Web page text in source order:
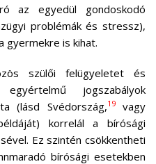
az egyedül gondoskodó
problémák és stressz),
gyermekre is kihat.
szülői felügyeletet és
jogszabályok
(lásd Svédország,19vagy
korrelál a bírósági
Ez szintén csökkentheti
bírósági esetekben